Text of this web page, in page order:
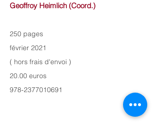
Geoffroy Heimlich (Coord.)
250 pages
février 2021
( hors frais d'envoi )
20.00 euros
978-2377010691